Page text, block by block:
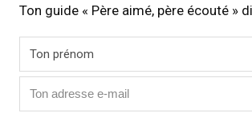
Ton guide « Père aimé, père écouté »